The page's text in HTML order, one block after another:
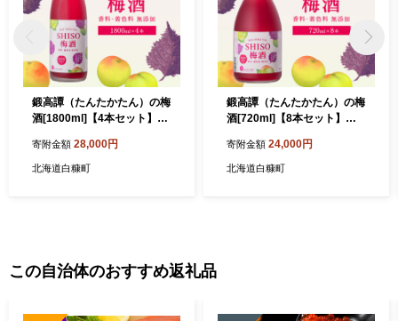
鍛高譚（たんたかたん）の梅
酒[1800ml]【4本セット】
寄附金額 28,000円
北海道白糠町
鍛高譚（たんたかたん）の梅
酒[720ml]【8本セット】
寄附金額 24,000円
北海道白糠町
この自治体のおすすめ返礼品